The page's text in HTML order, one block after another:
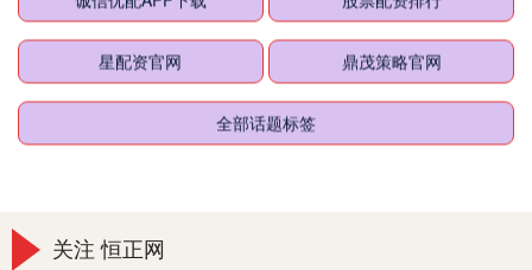
诚信优配APP下载 股票配资排行
星配资官网 鼎茂策略官网
全部话题标签
关注 恒正网